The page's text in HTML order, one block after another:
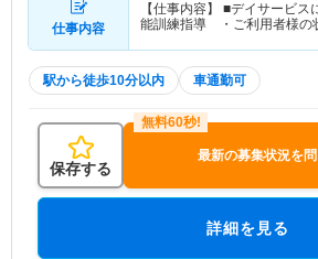
仕事内容
【仕事内容】 ■デイサービ
能訓練指導 ・ご利用者様
駅から徒歩10分以内 車通勤可
保存する
最新の募集状況を
詳細を見る